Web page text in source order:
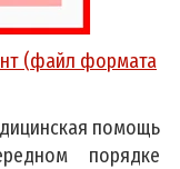
(файл формата
помощь
порядке